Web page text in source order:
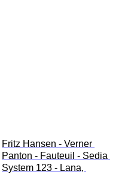
Fritz Hansen - Verner
Panton - Fauteuil - Sedia
System 123 - Lana,